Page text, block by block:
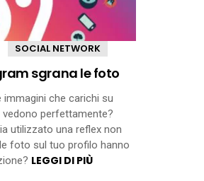
SOCIAL NETWORK
sgrana le foto
che carichi su
perfettamente?
utilizzato una reflex non
foto sul tuo profilo hanno
LEGGI DI PIÙ